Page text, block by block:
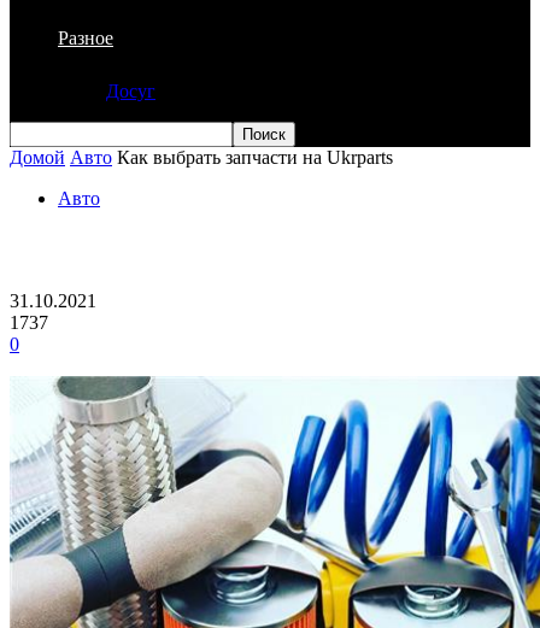
Разное
Досуг
Домой Авто Как выбрать запчасти на Ukrparts
Авто
31.10.2021
1737
0